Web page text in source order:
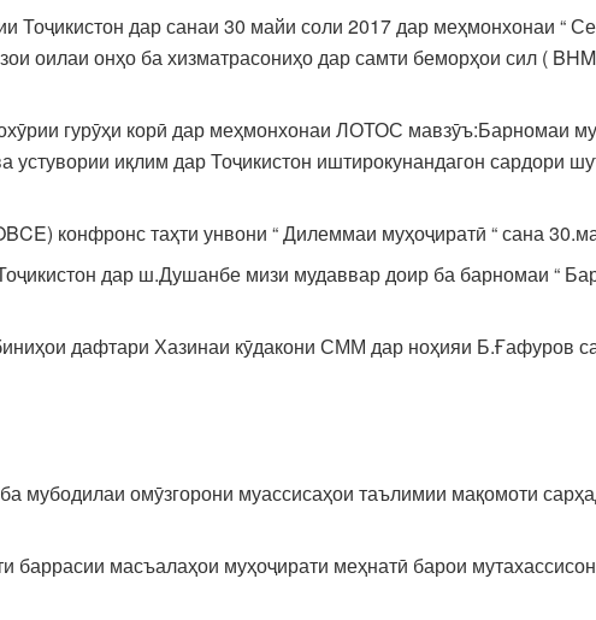
Тоҷикистон дар санаи 30 майи соли 2017 дар меҳмонхонаи “
оилаи онҳо ба хизматрасониҳо дар самти беморҳои сил (
гурӯҳи корӣ дар меҳмонхонаи ЛОТОС мавзӯъ:Барномаи
устувории иқлим дар Тоҷикистон иштирокунандагон сардори
конфронс таҳти унвони “ Дилеммаи муҳоҷиратӣ “ сана
дар ш.Душанбе мизи мудаввар доир ба барномаи “
дафтари Хазинаи кӯдакони СММ дар ноҳияи Б.Ғафуров
мубодилаи омӯзгорони муассисаҳои таълимии мақомоти
масъалаҳои муҳоҷирати меҳнатӣ барои